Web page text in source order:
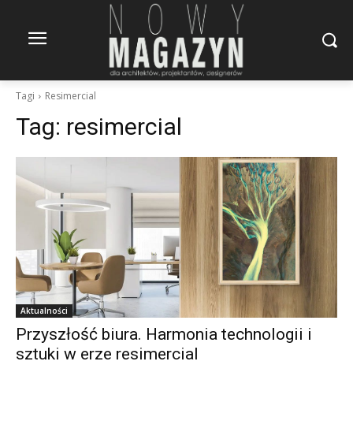
Tagi Resimercial
Tag: resimercial
Aktualności
Przyszłość biura. Harmonia technologii i
sztuki w erze resimercial